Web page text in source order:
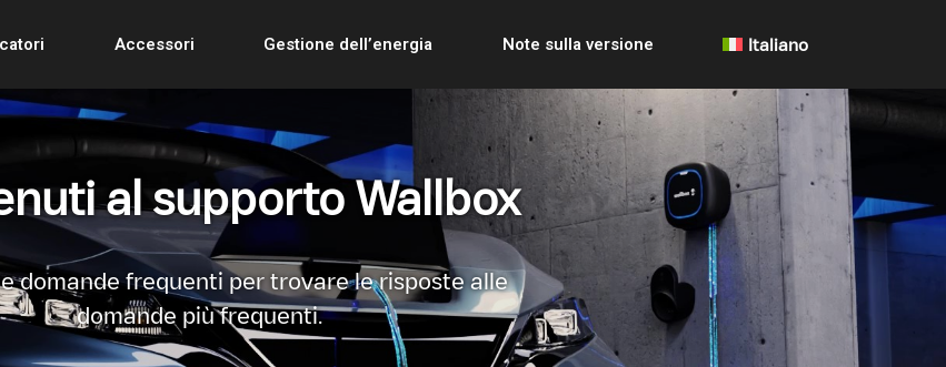
Accessori Gestione dell’energia Note sulla versione Italiano
al supporto Wallbox
domande frequenti per trovare le risposte alle
domande più frequenti.